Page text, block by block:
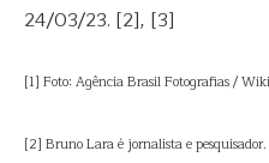
24/03/23. [2], [3]
[1] Foto: Agência Brasil Fotografias /
[2] Bruno Lara é jornalista e